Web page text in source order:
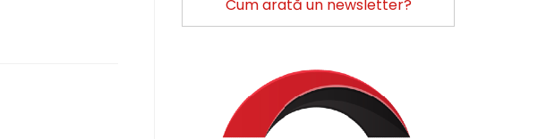
Cum arată un newsletter?